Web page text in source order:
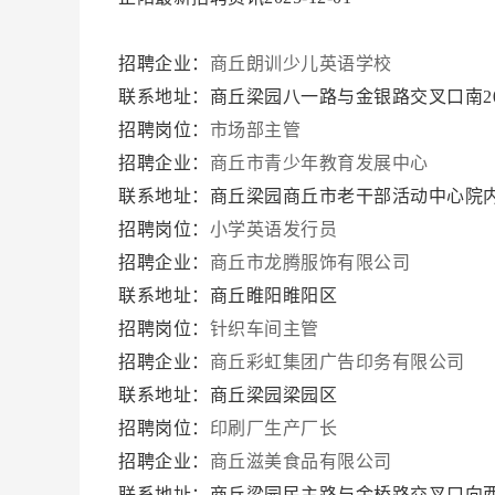
招聘企业： 商丘朗训少儿英语学校
联系地址：商丘梁园八一路与金银路交叉口南
招聘岗位： 市场部主管
招聘企业： 商丘市青少年教育发展中心
联系地址：商丘梁园商丘市老干部活动中心院
招聘岗位： 小学英语发行员
招聘企业： 商丘市龙腾服饰有限公司
联系地址：商丘睢阳睢阳区
招聘岗位： 针织车间主管
招聘企业： 商丘彩虹集团广告印务有限公司
联系地址：商丘梁园梁园区
招聘岗位： 印刷厂生产厂长
招聘企业： 商丘滋美食品有限公司